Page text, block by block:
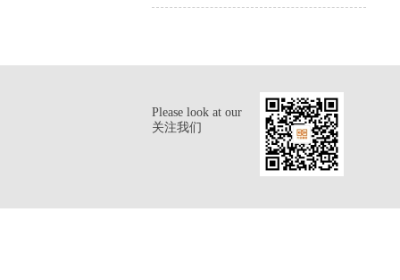
Please look at our
关注我们